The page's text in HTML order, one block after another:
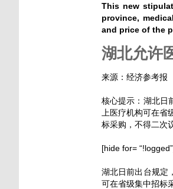
This new
province,
and price of the
湖北允许
来源：经济参考报
核心提示：湖北日
上医疗机构可在
标采购，不得二次
[hide for=
湖北日前出台规定
可在省级集中招标